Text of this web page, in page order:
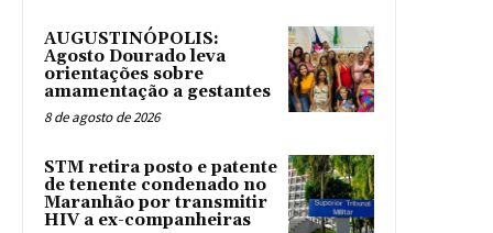
AUGUSTINÓPOLIS:
Agosto Dourado leva
orientações sobre
amamentação a gestantes
8 de agosto de 2026
STM retira posto e patente
de tenente condenado no
Maranhão por transmitir
HIV a ex-companheiras